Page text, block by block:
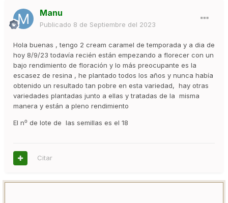
Manu
Publicado 8 de Septiembre del 2023
Hola buenas , tengo 2 cream caramel de temporada y a dia de
hoy 8/9/23 todavía recién están empezando a florecer con un
bajo rendimiento de floración y lo más preocupante es la
escasez de resina , he plantado todos los años y nunca había
obtenido un resultado tan pobre en esta variedad, hay otras
variedades plantadas junto a ellas y tratadas de la misma
manera y están a pleno rendimiento
El n⁰ de lote de las semillas es el 18
Citar